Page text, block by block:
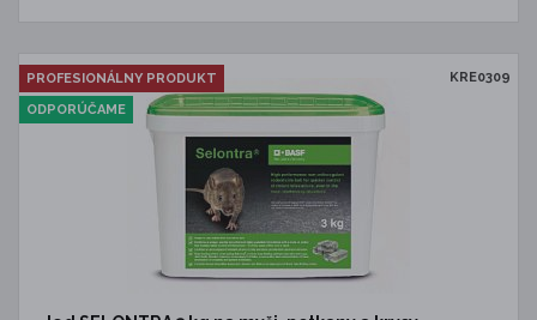
KRE0309
PROFESIONÁLNY PRODUKT
ODPORÚČAME